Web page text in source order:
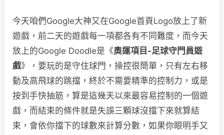
今天咱們Google大神又在Google首頁Logo放上了新
遊戲，前二天的遊戲每一項都各有不同難度，而今天
放上的Google Doodle是《奧運項目-足球守門員遊
戲》，要玩的是守住球門，操控很簡單，只有左右移
動及高飛球的跳擋，終於不需要精準的控制力，或是
按到手快抽筋，算是這幾天以來最容易控制的一個遊
戲，而結束的條件就是失誤三顆球沒擋下來就算結
束，會依你擋下的球數來計算分數，如果你眼明手又